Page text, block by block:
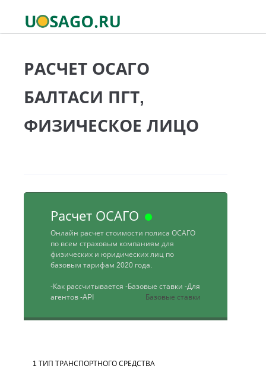
РАСЧЕТ ОСАГО
БАЛТАСИ ПГТ,
ФИЗИЧЕСКОЕ ЛИЦО
Расчет ОСАГО
Онлайн расчет стоимости полиса ОСАГО
по всем страховым компаниям для
физических и юридических лиц по
базовым тарифам 2020 года.
-Как рассчитывается -Базовые ставки -Для
агентов-API Базовые ставки
1 ТИП ТРАНСПОРТНОГО СРЕДСТВА